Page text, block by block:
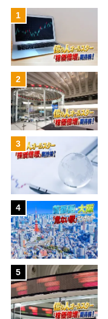
1
2
3
4
5